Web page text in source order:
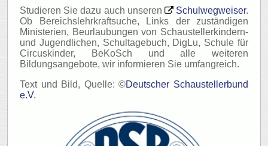
Studieren Sie dazu auch unseren
Schulwegweiser.
Ob Bereichslehrkraftsuche, Links der zuständigen
Ministerien, Beurlaubungen von Schaustellerkindern-
und Jugendlichen, Schultagebuch, DigLu, Schule für
Circuskinder, BeKoSch und alle weiteren
Bildungsangebote, wir informieren Sie umfangreich.
Text und Bild, Quelle: ©Deutscher Schaustellerbund
e.V.